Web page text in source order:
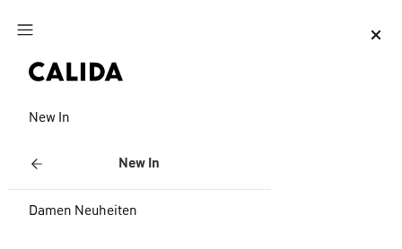
Zum Hauptinhalt springen
New In
New In
Damen Neuheiten